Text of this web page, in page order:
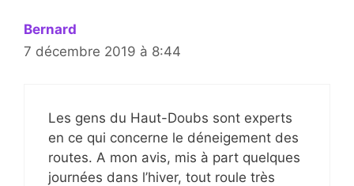
Bernard
7 décembre 2019 à 8:44
Les gens du Haut-Doubs sont experts
en ce qui concerne le déneigement des
routes. A mon avis, mis à part quelques
journées dans l’hiver, tout roule très